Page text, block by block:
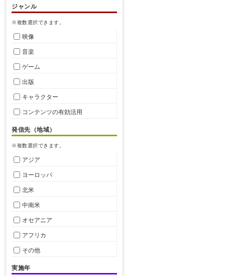
ジャンル
※複数選択できます。
映像
音楽
ゲーム
出版
キャラクター
コンテンツの有効活用
発信先（地域）
※複数選択できます。
アジア
ヨーロッパ
北米
中南米
オセアニア
アフリカ
その他
実施年